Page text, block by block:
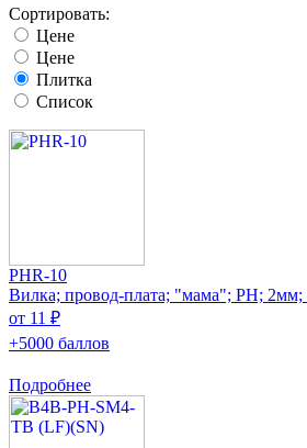
Сортировать:
Цене
Цене
Плитка
Список
PHR-10
Вилка; провод-плата; "мама"; PH; 2мм;
от 11 ₽
+5000 баллов
Подробнее